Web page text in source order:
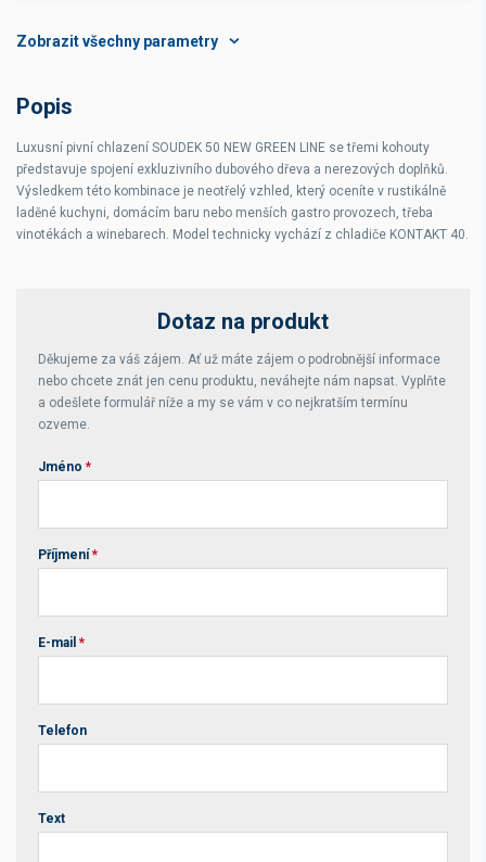
Délka chladicích smyček
Příkon 322 W
Jmenovitý proud 1,40 A
Průměr chladící smyčky 7x8 mm
Popis
Luxusní pivní chlazení SOUDEK 50 NEW GREEN LINE se třemi kohouty
představuje spojení exkluzivního dubového dřeva a nerezových doplňků.
Výsledkem této kombinace je neotřelý vzhled, který oceníte v rustikálně
laděné kuchyni, domácím baru nebo menších gastro provozech, třeba
vinotékách a winebarech. Model technicky vychází z chladiče KONTAKT 40.
Dotaz na produkt
Děkujeme za váš zájem. Ať už máte zájem o podrobnější informace
nebo chcete znát jen cenu produktu, neváhejte nám napsat. Vyplňte
a odešlete formulář níže a my se vám v co nejkratším termínu
ozveme.
Jméno *
Příjmení *
E-mail *
Telefon
Text